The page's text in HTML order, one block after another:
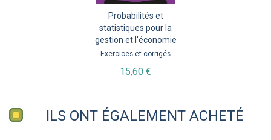
Probabilités et
statistiques pour la
gestion et l'économie
Exercices et corrigés
15,60 €
ILS ONT ÉGALEMENT ACHETÉ